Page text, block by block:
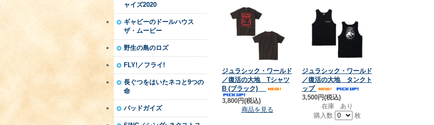
ャイズ2020
ギャビーのドールハウス
ザ・ムービー
野生の島のロズ
FLY!／フライ!
長ぐつをはいたネコと9つの
命
バッドガイズ
ジュラシック・ワールド
／復活の大地 Tシャツ
B (ブラック)
3,800円(税込)
商品を見る
ジュラシック・ワールド
／復活の大地 タンクト
ップ
3,500円(税込)
在庫 あり
購入数
枚